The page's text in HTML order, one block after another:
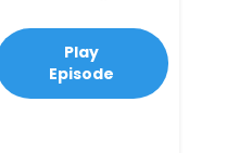
Play
Episode